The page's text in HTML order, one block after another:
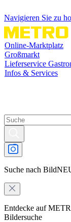
Navigieren Sie zu
Online-Marktplatz
Großmarkt
Lieferservice
Infos & Services
Suche nach Bild
Entdecke auf
Bildersuche